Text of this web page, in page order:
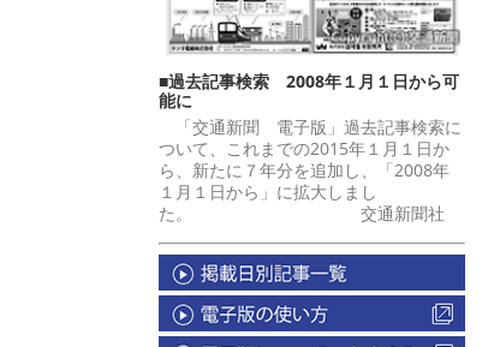
■過去記事検索 2008年１月１日から可
能に
「交通新聞 電子版」過去記事検索に
ついて、これまでの2015年１月１日か
ら、新たに７年分を追加し、「2008年
１月１日から」に拡大しまし
た。 交通新聞社